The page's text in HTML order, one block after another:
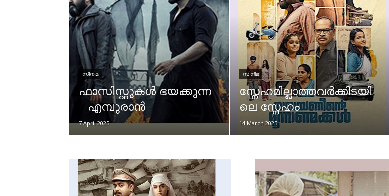
സിനിമ
ഫാസിസ്റ്റുകൾ ഭയക്കുന്ന
എമ്പുരാൻ
7 April 2025
സിനിമ
സ്നേഹമില്ലാത്തവർക്കിടയി
ലെ സ്നേഹം
14 March 2025